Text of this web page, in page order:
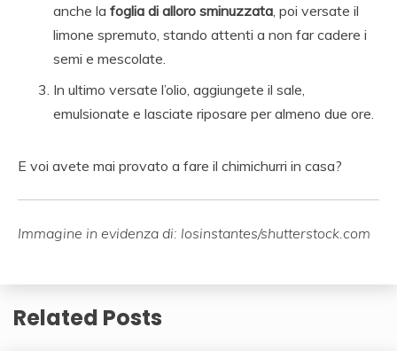
anche la foglia di alloro sminuzzata , poi versate il
limone spremuto, stando attenti a non far cadere i
semi e mescolate.
In ultimo versate l’olio, aggiungete il sale,
emulsionate e lasciate riposare per almeno due ore.
E voi avete mai provato a fare il chimichurri in casa?
Immagine in evidenza di: losinstantes/shutterstock.com
Related Posts